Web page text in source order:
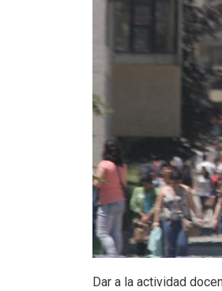
Dar a la actividad